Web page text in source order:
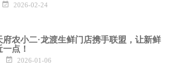
2026-02-24
府农小二·龙渡生鲜门店携手联盟，让新鲜
点！
2026-01-06